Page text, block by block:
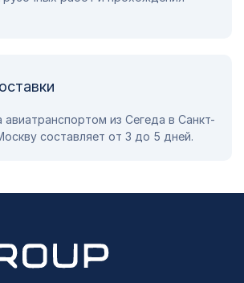
авиатранспортом из Сегеда в Санкт-
составляет от 3 до 5 дней.